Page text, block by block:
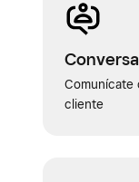
Comunícate
cliente